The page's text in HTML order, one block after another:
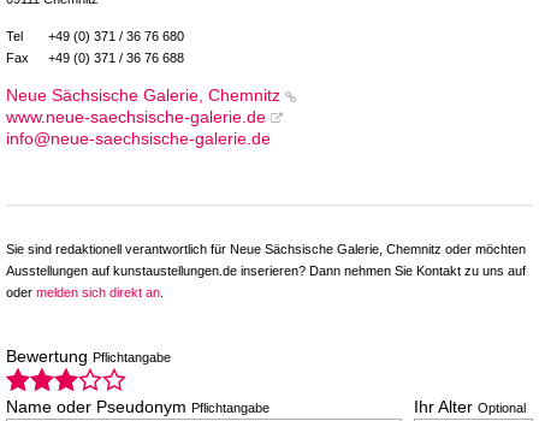
Tel
+49 (0) 371 / 36 76 680
Fax
+49 (0) 371 / 36 76 688
Neue Sächsische Galerie, Chemnitz
www.neue-saechsische-galerie.de
info@neue-saechsische-galerie.de
Sie sind redaktionell verantwortlich für Neue Sächsische Galerie, Chemnitz oder möchten
Ausstellungen auf kunstaustellungen.de inserieren? Dann nehmen Sie Kontakt zu uns auf
oder melden sich direkt an
Bewertung Pflichtangabe
Name oder Pseudonym Pflichtangabe Ihr Alter Optional